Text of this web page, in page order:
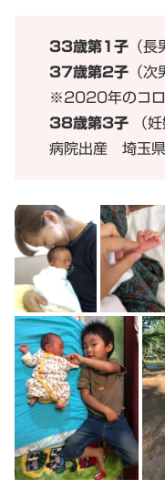
33歳第1子 （
37歳第2子 （
※2020年のコロ
38歳第3子 （
病院出産 埼玉県